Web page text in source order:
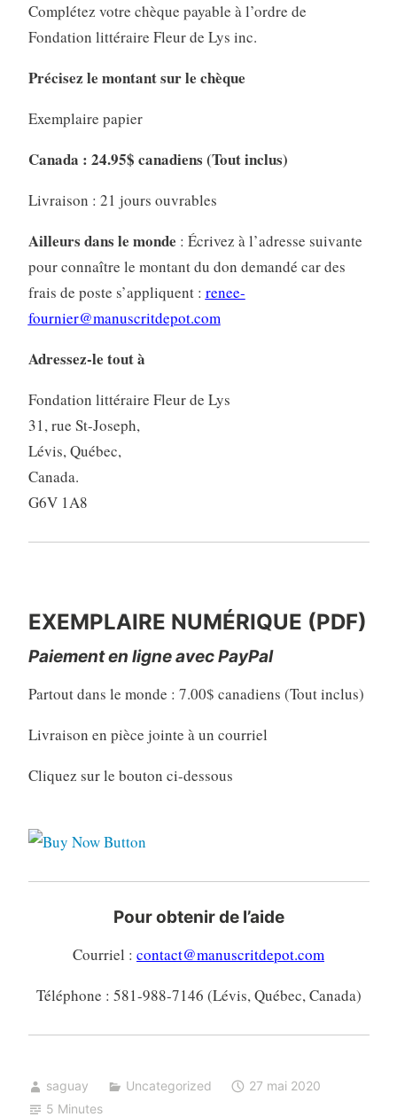
Complétez votre chèque payable à l’ordre de
Fondation littéraire Fleur de Lys inc.
Précisez le montant sur le chèque
Exemplaire papier
Canada : 24.95$ canadiens (Tout inclus)
Livraison : 21 jours ouvrables
Ailleurs dans le monde : Écrivez à l’adresse suivante
pour connaître le montant du don demandé car des
frais de poste s’appliquent : renee-
fournier@manuscritdepot.com
Adressez-le tout à
Fondation littéraire Fleur de Lys
31, rue St-Joseph,
Lévis, Québec,
Canada.
G6V 1A8
EXEMPLAIRE NUMÉRIQUE (PDF)
Paiement en ligne avec PayPal
Partout dans le monde : 7.00$ canadiens (Tout inclus)
Livraison en pièce jointe à un courriel
Cliquez sur le bouton ci-dessous
Pour obtenir de l’aide
Courriel : contact@manuscritdepot.com
Téléphone : 581-988-7146 (Lévis, Québec, Canada)
saguay Uncategorized
27 mai 2020
5 Minutes